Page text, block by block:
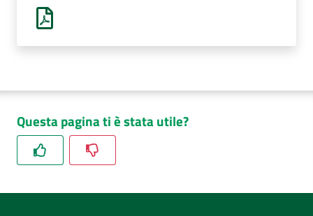
Comunica
Questa pagina ti è stata utile?